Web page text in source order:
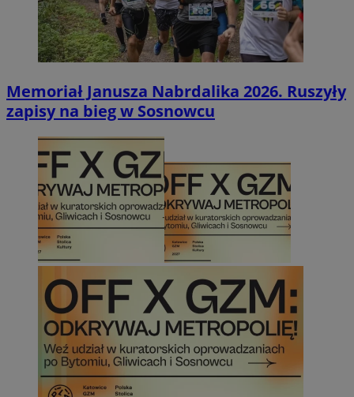
Memoriał Janusza Nabrdalika 2026. Ruszyły
zapisy na bieg w Sosnowcu